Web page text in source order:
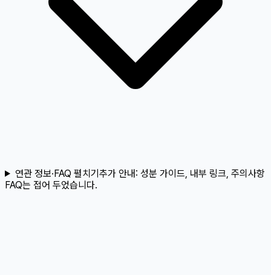
연관 정보·FAQ 펼치기추가 안내: 성분 가이드, 내부 링크, 주의사항
FAQ는 접어 두었습니다.